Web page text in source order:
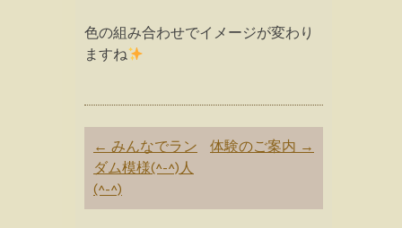
色の組み合わせでイメージが変わり
ますね
Post
navigation
← みんなでラン
ダム模様(^-^)人
(^-^)
体験のご案内 →